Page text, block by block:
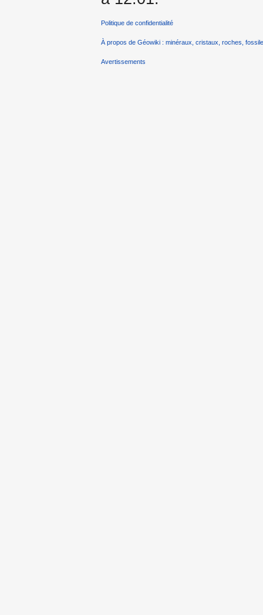
Politique de confidentialité
À propos de Géowiki : minéraux, cristaux, roches,
Avertissements